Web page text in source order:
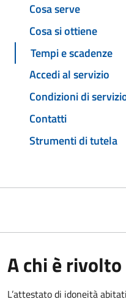
Cosa serve
Cosa si ottiene
Tempi e scadenze
Accedi al servizio
Condizioni di
Contatti
Strumenti di tutela
A chi è rivolto
L’attestato di idoneità